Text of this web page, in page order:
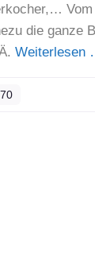
die ganze
Weiterlesen
70